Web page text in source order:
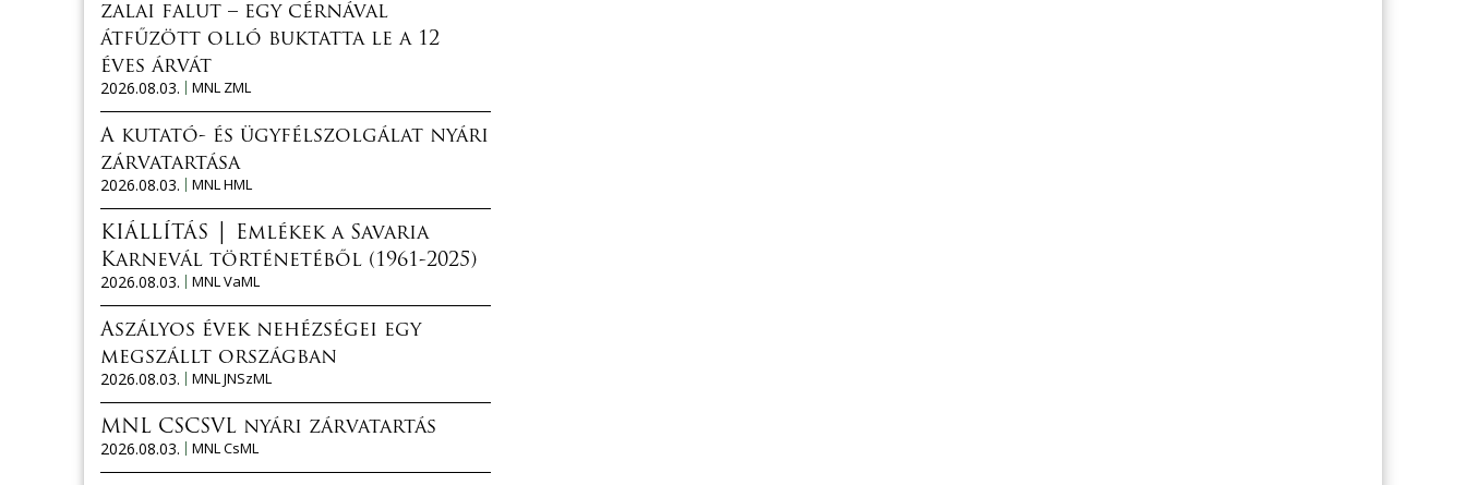
zalai falut – egy cérnával
átfűzött olló buktatta le a 12
éves árvát
2026.08.03.
MNL ZML
A kutató- és ügyfélszolgálat nyári
zárvatartása
2026.08.03.
MNL HML
KIÁLLÍTÁS │ Emlékek a Savaria
Karnevál történetéből (1961-2025)
2026.08.03.
MNL VaML
Aszályos évek nehézségei egy
megszállt országban
2026.08.03.
MNL JNSzML
MNL CSCSVL nyári zárvatartás
2026.08.03.
MNL CsML